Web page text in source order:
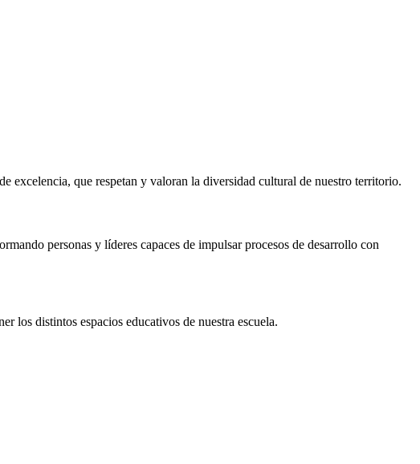
excelencia, que respetan y valoran la diversidad cultural de nuestro territorio.
personas y líderes capaces de impulsar procesos de desarrollo con
los distintos espacios educativos de nuestra escuela.